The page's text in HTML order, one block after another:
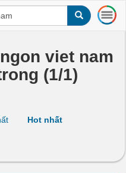
T
o
l
viet nam
(1/1)
Hot nhất